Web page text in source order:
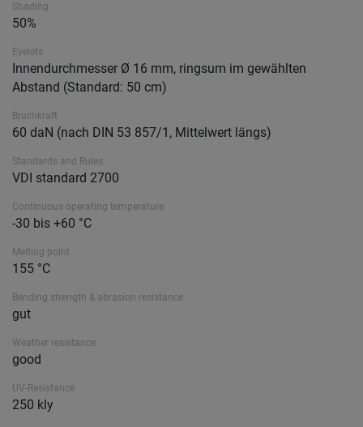
Shading
50%
Eyelets
Innendurchmesser Ø 16 mm, ringsum im gewählten
Abstand (Standard: 50 cm)
Bruchkraft
60 daN (nach DIN 53 857/1, Mittelwert längs)
Standards and Rules
VDI standard 2700
Continuous operating temperature
-30 bis +60 °C
Melting point
155 °C
Bending strength & abrasion resistance
gut
Weather resistance
good
UV-Resistance
250 kly